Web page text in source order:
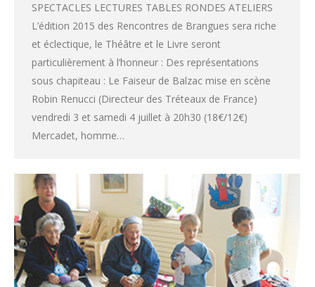
SPECTACLES LECTURES TABLES RONDES ATELIERS
L’édition 2015 des Rencontres de Brangues sera riche
et éclectique, le Théâtre et le Livre seront
particulièrement à l’honneur : Des représentations
sous chapiteau : Le Faiseur de Balzac mise en scène
Robin Renucci (Directeur des Tréteaux de France)
vendredi 3 et samedi 4 juillet à 20h30 (18€/12€)
Mercadet, homme…